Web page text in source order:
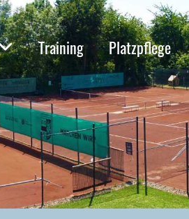
Training Platzpflege